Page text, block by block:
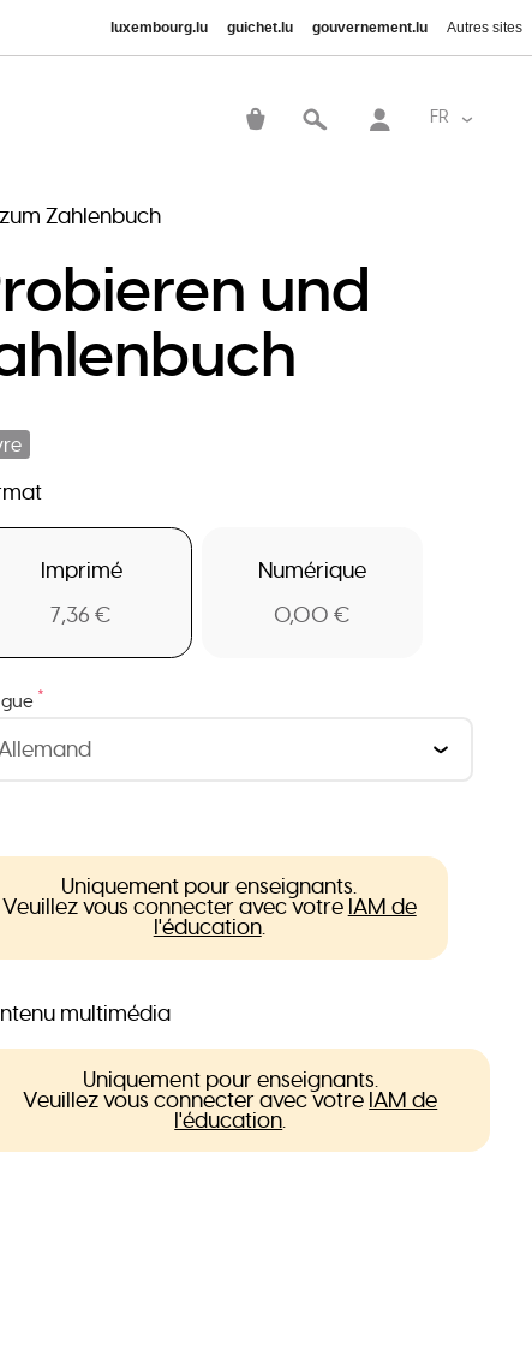
luxembourg.lu guichet.lu gouvernement.lu Autres sites
FR Lister
account
Zahlenbuch
und
Imprimé
7,36 €
Numérique
0,00 €
*
Uniquement pour enseignants.
Veuillez vous connecter avec votre IAM de
l'éducation.
multimédia
Uniquement pour enseignants.
Veuillez vous connecter avec votre IAM de
l'éducation.